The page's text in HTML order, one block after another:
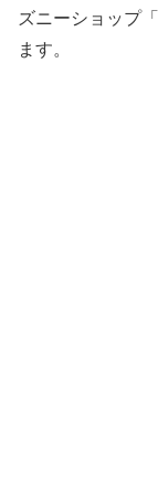
ズニーショップ「
ます。